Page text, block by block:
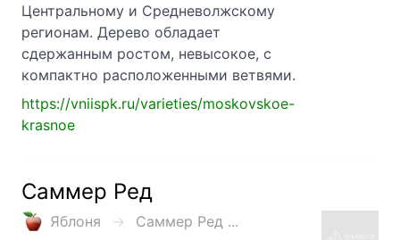
Центральному и Средневолжскому
регионам. Дерево обладает
сдержанным ростом, невысокое, с
компактно расположенными ветвями.
https://vniispk.ru/varieties/moskovskoe-
krasnoe
Саммер Ред
Яблоня
Саммер Ред ...